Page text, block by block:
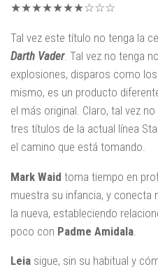
★★★★★★★☆☆☆
Tal vez este título no tenga la
Darth Vader. Tal vez no tenga
explosiones, disparos como
mismo, es un producto
el más original. Claro, tal vez
tres títulos de la actual línea
el camino que está tomando.
Mark Waid toma tiempo en
muestra su infancia, y conecta
la nueva, estableciendo
poco con Padme Amidala
Leia sigue, sin su habitual y